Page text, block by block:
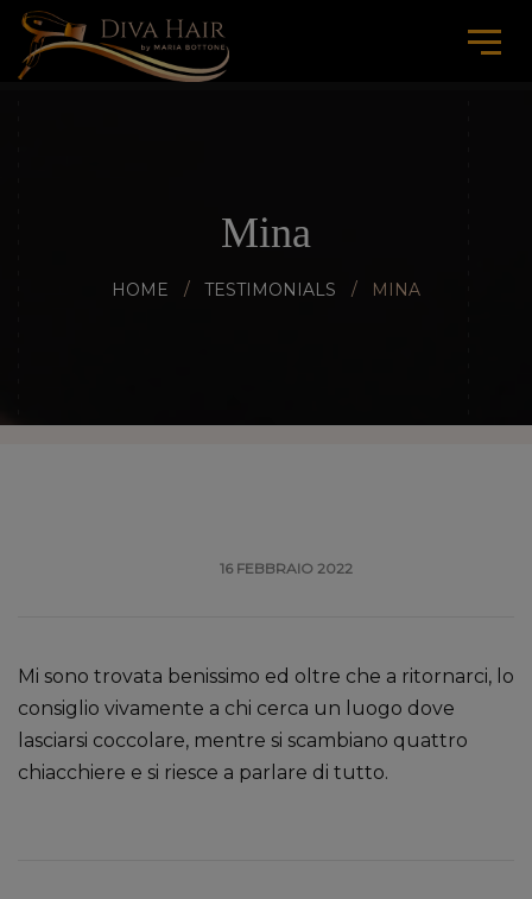
Mina
HOME TESTIMONIALS MINA
16 FEBBRAIO 2022
Mi sono trovata benissimo ed oltre che a ritornarci, lo
consiglio vivamente a chi cerca un luogo dove
lasciarsi coccolare, mentre si scambiano quattro
chiacchiere e si riesce a parlare di tutto.